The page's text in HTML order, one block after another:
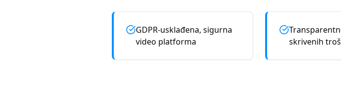
GDPR-usklađena, sigurna
video platforma
skrivenih